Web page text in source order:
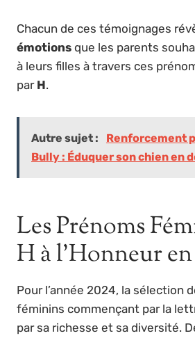
Chacun de ces témoignages
émotions que les parents
à leurs filles à travers ces
par H.
Autre sujet :
Renforcement
Bully : Éduquer son chien en
Les Prénoms
H à l’Honneur
Pour l’année 2024, la sélection
féminins commençant par la
par sa richesse et sa diversité.